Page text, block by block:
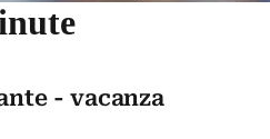
- vacanza